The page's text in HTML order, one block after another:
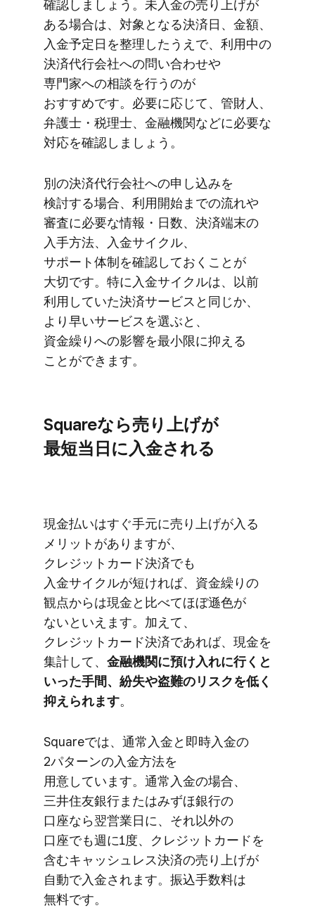
確認しましょう。​未入金の​売り上げが​
ある​場合は、​対象と​なる​決済日、​金額、​
入金予定日を​整理したうえで、​利用中の​
決済代行会社への​問い​合わせや​
専門家への​相談を​行うのが​
おすすめです。​必要に​応じて、​管財人、​
弁護士・税理士、​金融機関などに​必要な​
対応を​確認しましょう。
別の​決済代行会社への​申し込みを​
検討する​場合、​利用開始までの​流れや​
審査に​必要な情報・​日数、​決済端末の​
入手方​法、​入金サイクル、​
サポート体制を​確認しておく​ことが​
大切です。​特に​入金サイクルは、​以前​
利用していた​決済サービスと​同じか、​
より​早い​サービスを​選ぶと、​
資金繰りへの​影響を​最小限に​抑える​
ことができます。
Squareなら​売り上げが​
最短当日に​入金される
現金払いは​すぐ​手元に​売り上げが​入る​
メリットが​ありますが、​
クレジットカード決済でも​
入金サイクルが​短ければ、​資金繰りの​
観点からは​現金と​比べて​ほぼ遜色が​
ないと​いえます。​加えて、​
クレジットカード決済で​あれば、​現金を​
集計して、 ​金融機関に​預け入れに​行くと​
いった​手間、​紛失や​盗難の​リスクを​低く​
抑えられます。
Squareでは、​通常入金と​即時入金の​
2パターンの​入金方​法を​
用意しています。​通常入金の​場合、​
三井住友銀行または​みずほ銀行の​
口座なら​翌営業日に、​それ以外の​
口座でも​週に​1度、​クレジットカードを​
含むキャッシュレス決済の​売り上げが​
自動で​入金されます。​振込手数料は​
無料です。